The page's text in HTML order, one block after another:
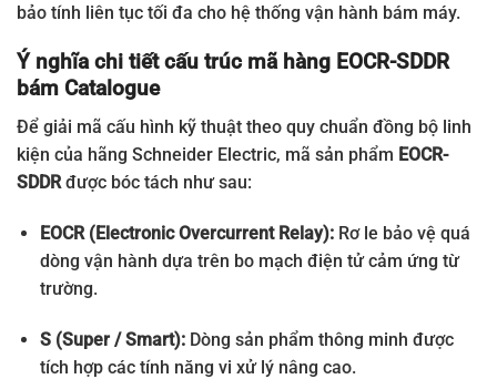
bảo tính liên tục tối đa cho hệ thống vận hành bám máy.
Ý nghĩa chi tiết cấu trúc mã hàng EOCR-SDDR
bám Catalogue
Để giải mã cấu hình kỹ thuật theo quy chuẩn đồng bộ linh
kiện của hãng Schneider Electric, mã sản phẩm EOCR-
SDDRđược bóc tách như sau:
EOCR (Electronic Overcurrent Relay):Rơ le bảo vệ quá
dòng vận hành dựa trên bo mạch điện tử cảm ứng từ
trường.
S (Super / Smart):Dòng sản phẩm thông minh được
tích hợp các tính năng vi xử lý nâng cao.